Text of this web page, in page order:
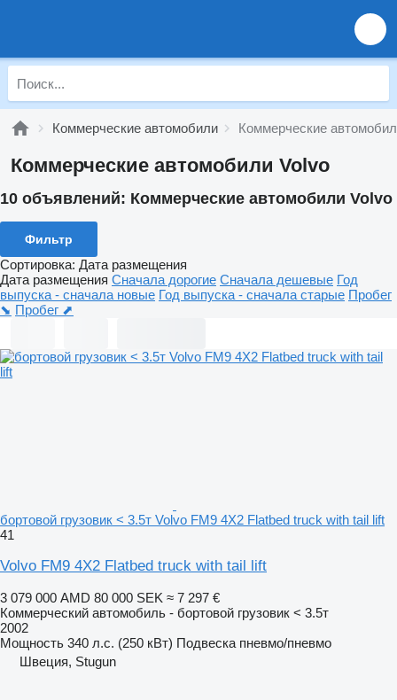
Коммерческие автомобили Коммерческие
Коммерческие автомобили Volvo
10 объявлений: Коммерческие автомобили Volvo
Фильтр
Сортировка: Дата размещения
Дата размещения Сначала дорогие Сначала дешевые Год
выпуска - сначала новые Год выпуска - сначала старые Пробег
⬊ Пробег ⬈
бортовой грузовик < 3.5т Volvo FM9 4X2 Flatbed truck with tail lift
41
Volvo FM9 4X2 Flatbed truck with tail lift
3 079 000 AMD 80 000 SEK ≈ 7 297 €
Коммерческий автомобиль - бортовой грузовик < 3.5т
2002
Мощность 340 л.с. (250 кВт) Подвеска пневмо/пневмо
Швеция, Stugun